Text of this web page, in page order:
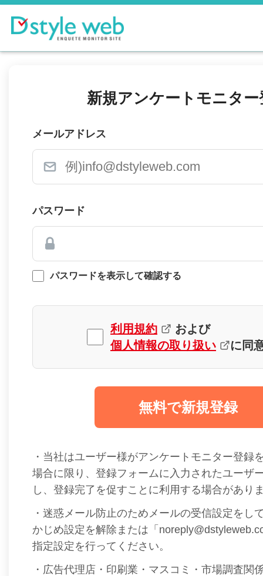
新規アンケートモニター
メールアドレス
パスワード
パスワードを表示して確認する
利用規約
および
個人情報の取り扱い
に同
無料で新規登録
・当社はユーザー様がアンケートモニター登録
場合に限り、登録フォームに入力されたユーザ
し、登録完了を促すことに利用する場合があり
・迷惑メール防止のためメールの受信設定をし
かじめ設定を解除または「
指定設定を行ってください。
・広告代理店・印刷業・マスコミ・市場調査関